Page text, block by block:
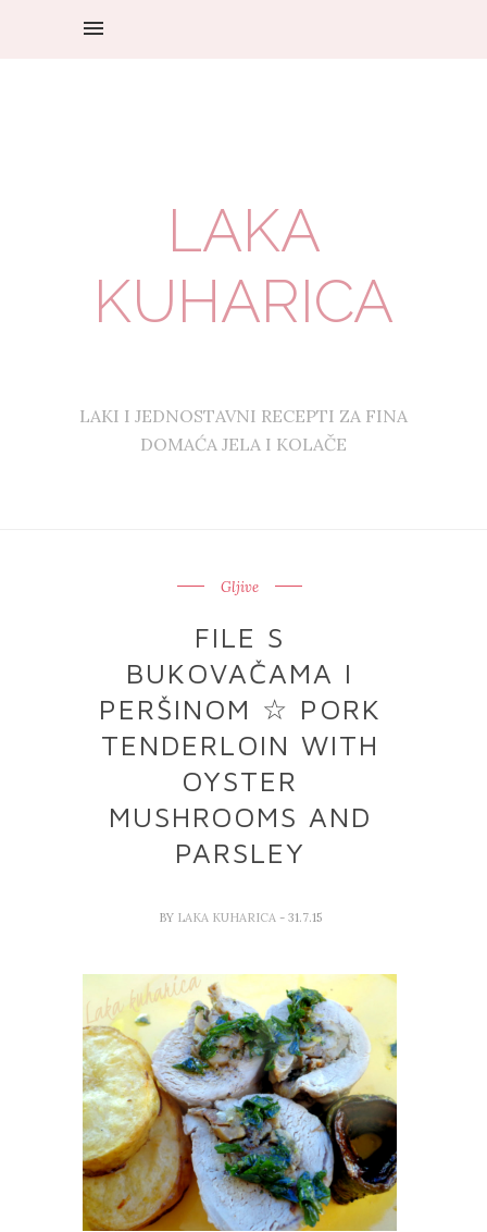
LAKA
KUHARICA
LAKI I JEDNOSTAVNI RECEPTI ZA FINA
DOMAĆA JELA I KOLAČE
Gljive
FILE S
BUKOVAČAMA I
PERŠINOM ☆ PORK
TENDERLOIN WITH
OYSTER
MUSHROOMS AND
PARSLEY
BY LAKA KUHARICA - 31.7.15